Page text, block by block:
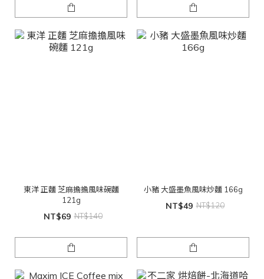
東洋 正麵 芝麻擔擔風味碗麵
121g
NT$69 NT$140
小豬 大盛墨魚風味炒麵 166g
NT$49 NT$120